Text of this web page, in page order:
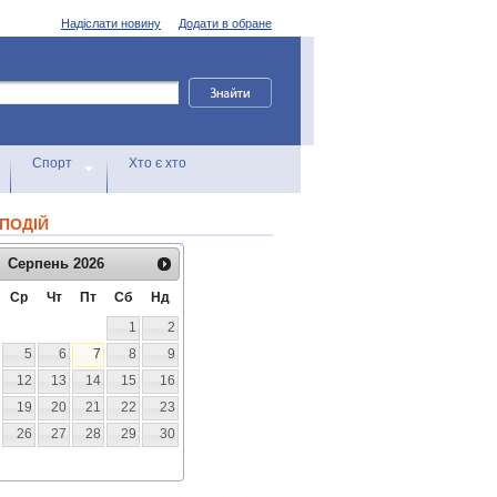
Додати в обране
Надіслати новину
Спорт Хто є хто
Серпень 2026
Ср Чт Пт Сб
Нд
1
2
5 6 7 8
9
12 13 14 15
16
19 20 21 22
23
26 27 28 29
30